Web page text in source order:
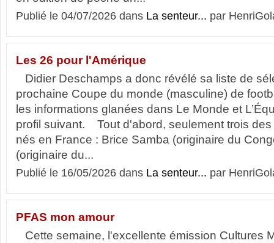
Publié le 04/07/2026 dans La senteur... par
Les 26 pour l'Amérique
Didier Deschamps a donc révélé sa liste de
prochaine Coupe du monde (masculine) de
les informations glanées dans Le Monde et
profil suivant. Tout d'abord, seulement trois
nés en France : Brice Samba (originaire du
(originaire du...
Publié le 16/05/2026 dans La senteur... par
PFAS mon amour
Cette semaine, l'excellente émission Cultures